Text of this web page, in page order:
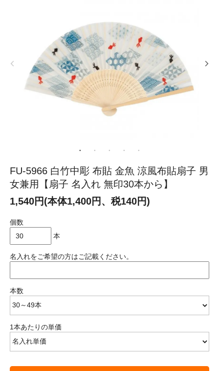
FU-5966 白竹中彫 布貼 金魚 涼風布貼扇子 男
女兼用【扇子 名入れ 無印30本から】
1,540円(本体1,400円、税140円)
個数
本
名入れをご希望の方はご記載ください。
本数
1本あたりの単価